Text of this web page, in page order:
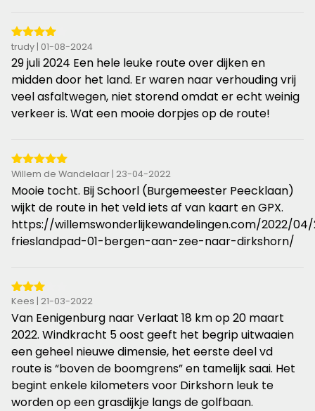
4
van
de
5
sterren
trudy | 01-08-2024
29 juli 2024 Een hele leuke route over dijken en
midden door het land. Er waren naar verhouding vrij
veel asfaltwegen, niet storend omdat er echt weinig
verkeer is. Wat een mooie dorpjes op de route!
5
van
de
5
sterren
Willem de Wandelaar | 23-04-2022
Mooie tocht. Bij Schoorl (Burgemeester Peecklaan)
wijkt de route in het veld iets af van kaart en GPX.
https://willemswonderlijkewandelingen.com/2022/
frieslandpad-01-bergen-aan-zee-naar-dirkshorn/
3
van
de
5
sterren
Kees | 21-03-2022
Van Eenigenburg naar Verlaat 18 km op 20 maart
2022. Windkracht 5 oost geeft het begrip uitwaaien
een geheel nieuwe dimensie, het eerste deel vd
route is “boven de boomgrens” en tamelijk saai. Het
begint enkele kilometers voor Dirkshorn leuk te
worden op een grasdijkje langs de golfbaan.